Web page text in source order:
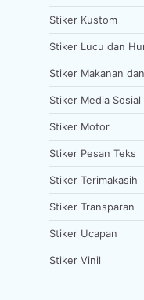
Stiker Kustom
Stiker Lucu dan
Stiker Makanan
Stiker Media Sosial
Stiker Motor
Stiker Pesan Teks
Stiker Terimakasih
Stiker Transparan
Stiker Ucapan
Stiker Vinil